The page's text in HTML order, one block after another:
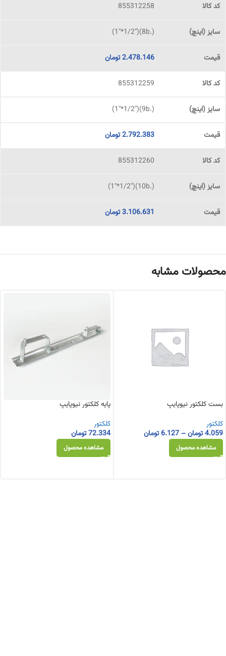
855312258
(.8b)("1"*1/2)
2.478.146تومان
855312259
(.9b)("1"*1/2)
2.792.383تومان
855312260
(.10b)("1"*1/2)
3.106.631تومان
محصولات مشابه
بست کلکتور نیوپایپ
کلکتور
4.059تومان–
6.127 تومان
مشاهده محصول
پایه کلکتور نیوپایپ
کلکتور
72.334تومان
مشاهده محصول